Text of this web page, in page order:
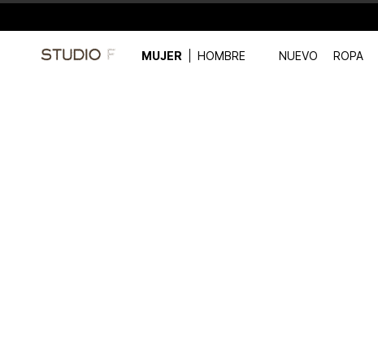
MUJER HOMBRE NUEVO ROPA